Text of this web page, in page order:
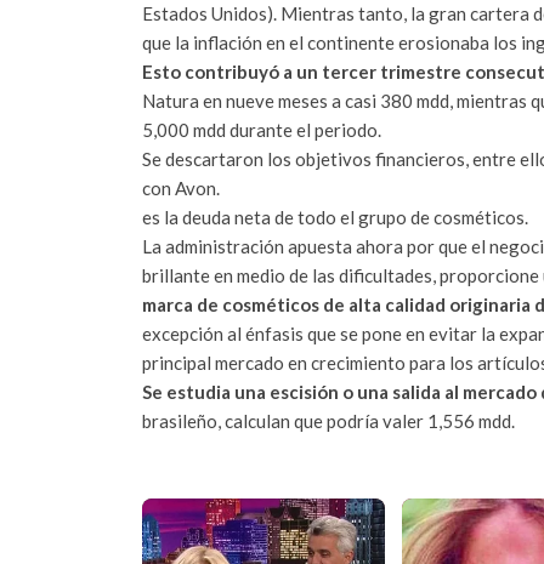
Estados Unidos). Mientras tanto, la gran cartera
que la inflación en el continente erosionaba los
Esto contribuyó a un tercer trimestre
Natura en nueve meses a casi 380 mdd, mientras
5,000 mdd durante el periodo.
Se descartaron los objetivos financieros, entre
con Avon.
es la deuda neta de todo el grupo de cosméticos.
La administración apuesta ahora por que el
brillante en medio de las dificultades,
marca de cosméticos de alta calidad originaria
excepción al énfasis que se pone en evitar la
principal mercado en crecimiento para los
Se estudia una escisión o una salida al mercado
brasileño, calculan que podría valer 1,556 mdd.